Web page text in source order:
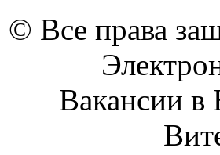
© Все права
Вакансии в